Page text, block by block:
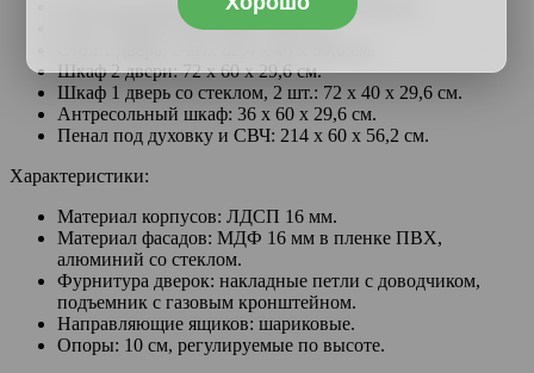
Стол под мойку 2 двери: 82,4 х 60 х 50,6 см.
Стол 3 ящика: 82,4 х 60 х 50,6 см.
Шкаф 2 двери: 72 х 60 х 29,6 см.
Шкаф 1 дверь со стеклом, 2 шт.: 72 х 40 х 29,6 см.
Антресольный шкаф: 36 х 60 х 29,6 см.
Пенал под духовку и СВЧ: 214 х 60 х 56,2 см.
Характеристики:
Материал корпусов: ЛДСП 16 мм.
Материал фасадов: МДФ 16 мм в пленке ПВХ,
алюминий со стеклом.
Фурнитура дверок: накладные петли с доводчиком,
подъемник с газовым кронштейном.
Направляющие ящиков: шариковые.
Опоры: 10 см, регулируемые по высоте.